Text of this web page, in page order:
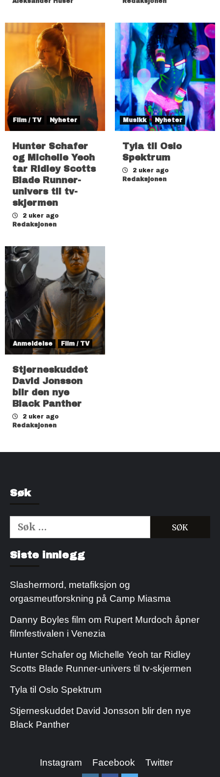
Film / TV Nyheter
Hunter Schafer
og Michelle Yeoh
tar Ridley Scotts
Blade Runner-
univers til tv-
skjermen
2 uker ago
Redaksjonen
Musikk Nyheter
Tyla til Oslo
Spektrum
2 uker ago
Redaksjonen
Anmeldelse Film / TV
Stjerneskuddet
David Jonsson
blir den nye
Black Panther
2 uker ago
Redaksjonen
Søk
Søk
etter:
Siste innlegg
Slashermord, metafiksjon og
orgasmeutforskning på Camp Miasma
Danny Boyles film om Rupert Murdoch åpner
filmfestivalen i Venezia
Hunter Schafer og Michelle Yeoh tar Ridley
Scotts Blade Runner-univers til tv-skjermen
Tyla til Oslo Spektrum
Stjerneskuddet David Jonsson blir den nye
Black Panther
Instagram Facebook Twitter